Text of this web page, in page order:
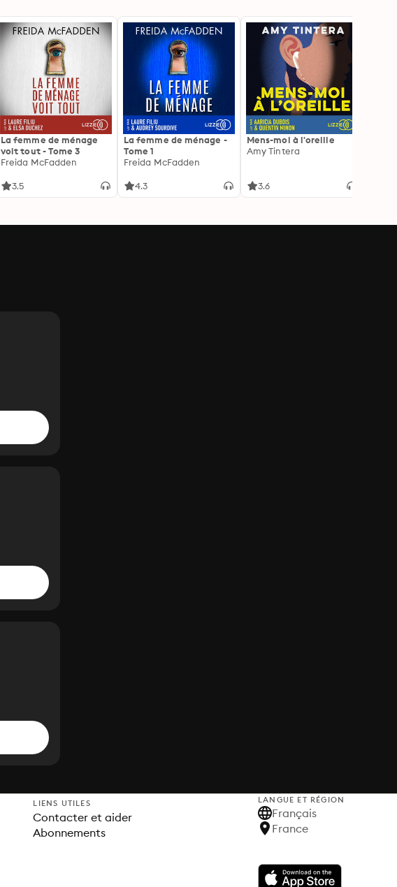
La femme de ménage
voit tout - Tome 3
Freida McFadden
3.5
La femme de ménage -
Tome 1
Freida McFadden
4.3
Mens-moi à l'oreille
Amy Tintera
3.6
LIENS UTILES
Contacter et aider
Abonnements
LANGUE ET RÉGION
Français
France